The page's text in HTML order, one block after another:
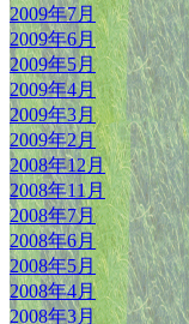
2009年7月
2009年6月
2009年5月
2009年4月
2009年3月
2009年2月
2008年12月
2008年11月
2008年7月
2008年6月
2008年5月
2008年4月
2008年3月